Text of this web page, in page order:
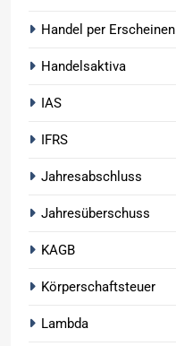
Handel per Erscheinen
Handelsaktiva
IAS
IFRS
Jahresabschluss
Jahresüberschuss
KAGB
Körperschaftsteuer
Lambda